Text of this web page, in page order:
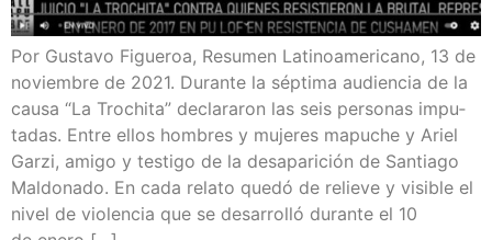
Por Gus­ta­vo Figue­roa, Resu­men Lati­no­ame­ri­cano, 13 de
noviem­bre de 2021. Duran­te la sép­ti­ma audien­cia de la
cau­sa “La Tro­chi­ta” decla­ra­ron las seis per­so­nas impu­
tadas. Entre ellos hom­bres y muje­res mapu­che y Ariel
Gar­zi, ami­go y tes­ti­go de la des­apa­ri­ción de San­tia­go
Mal­do­na­do. En cada rela­to que­dó de relie­ve y visi­ble el
nivel de vio­len­cia que se desa­rro­lló duran­te el 10